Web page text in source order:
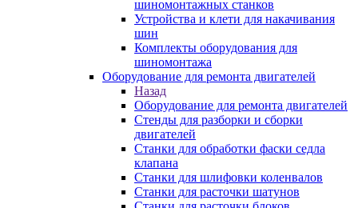
шиномонтажных станков
Устройства и клети для накачивания
шин
Комплекты оборудования для
шиномонтажа
Оборудование для ремонта двигателей
Назад
Оборудование для ремонта двигателей
Стенды для разборки и сборки
двигателей
Станки для обработки фаски седла
клапана
Станки для шлифовки коленвалов
Станки для расточки шатунов